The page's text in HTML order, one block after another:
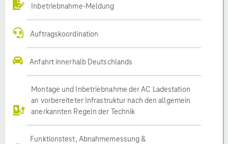
Inbetriebnahme-Meldung
Auftragskoordination
Anfahrt innerhalb Deutschlands
Montage und Inbetriebnahme der AC Ladestation
an vorbereiteter Infrastruktur nach den allgemein
anerkannten Regeln der Technik
Funktionstest, Abnahmemessung &